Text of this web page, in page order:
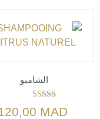
الشامبو
تم التقييم
4.00MAD